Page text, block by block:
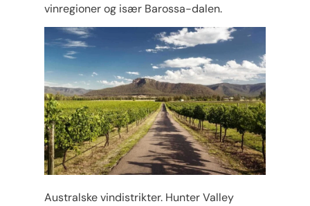
vinregioner og især Barossa-dalen.
Australske vindistrikter. Hunter Valley